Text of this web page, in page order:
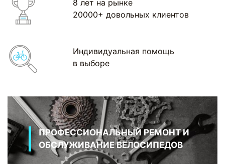
8 лет на рынке
20000+ довольных клиентов
Индивидуальная помощь
в выборе
ПРОФЕССИОНАЛЬНЫЙ РЕМОНТ И
ОБСЛУЖИВАНИЕ ВЕЛОСИПЕДОВ